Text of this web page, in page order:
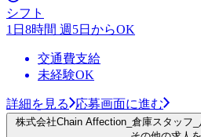
シフト
1日8時間 週5日からOK
交通費支給
未経験OK
詳細を見る 応募画面に進む
株式会社Chain Affection_倉庫スタッフ